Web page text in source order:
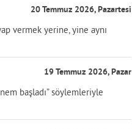
20 Temmuz 2026, Pazartesi
vermek yerine, yine aynı
19 Temmuz 2026, Pazar
başladı” söylemleriyle